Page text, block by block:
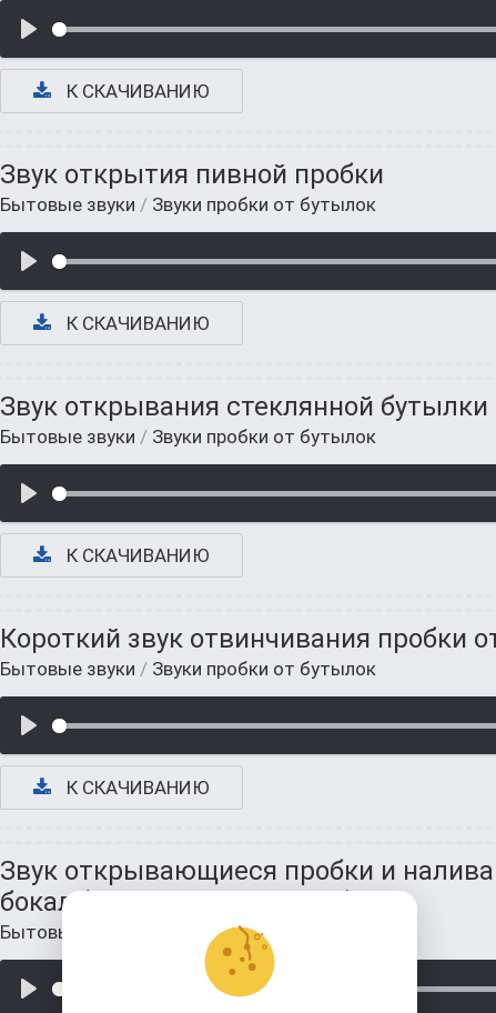
К СКАЧИВАНИЮ
Звук открытия пивной пробки
Бытовые звуки / Звуки пробки от бутылок
К СКАЧИВАНИЮ
Звук открывания стеклянной
Бытовые звуки / Звуки пробки от бутылок
К СКАЧИВАНИЮ
Короткий звук отвинчивания пробки
Бытовые звуки / Звуки пробки от бутылок
К СКАЧИВАНИЮ
Звук открывающиеся пробки и
бокал (шипение пузырьков)
Бытовые звуки Звуки пробки от бутылок